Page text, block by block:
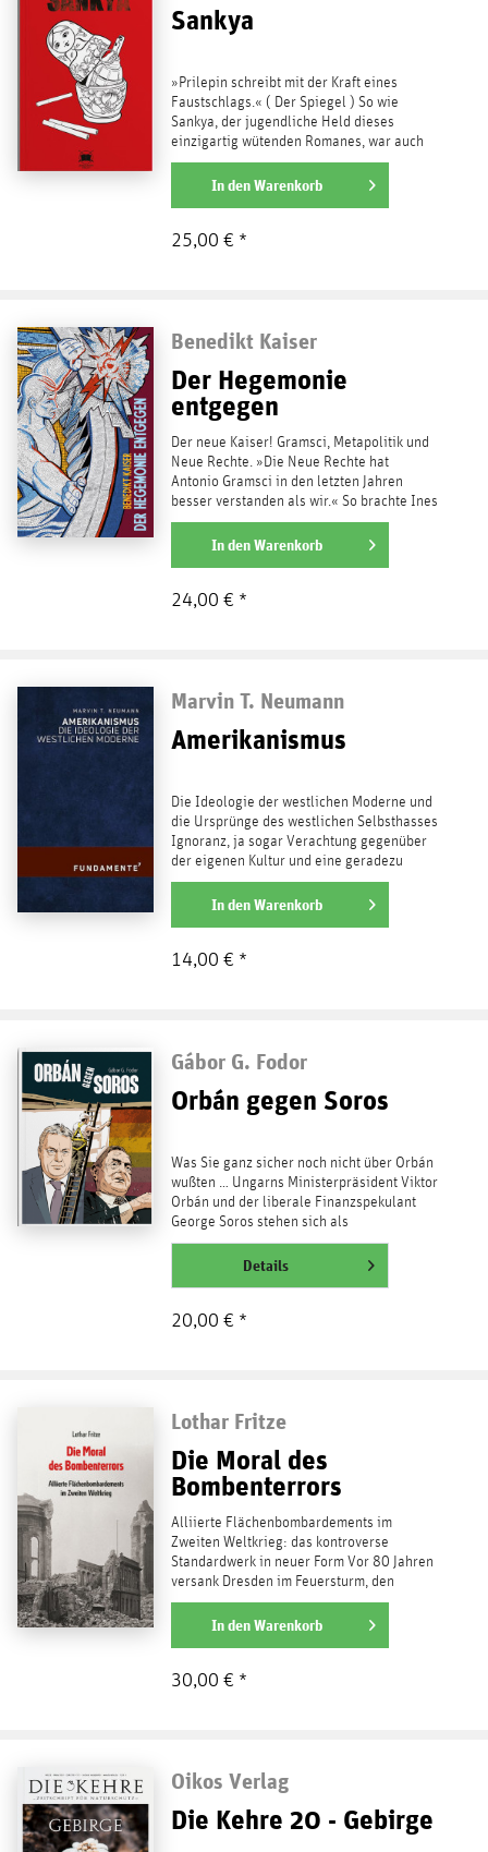
Sankya
»Prilepin schreibt mit der Kraft eines
Faustschlags.« ( Der Spiegel ) So wie
Sankya, der jugendliche Held dieses
einzigartig wütenden Romanes, war auch
sein Schöpfer, der...
weiterlesen
In denWarenkorb
25,00 € *
Benedikt Kaiser
Der Hegemonie
entgegen
Der neue Kaiser! Gramsci, Metapolitik und
Neue Rechte. »Die Neue Rechte hat
Antonio Gramsci in den letzten Jahren
besser verstanden als wir.« So brachte Ines
Schwerdtner,...
weiterlesen
In denWarenkorb
24,00 € *
Marvin T. Neumann
Amerikanismus
Die Ideologie der westlichen Moderne und
die Ursprünge des westlichen Selbsthasses
Ignoranz, ja sogar Verachtung gegenüber
der eigenen Kultur und eine geradezu
fanatische...
weiterlesen
In denWarenkorb
14,00 € *
Gábor G. Fodor
Orbán gegen Soros
Was Sie ganz sicher noch nicht über Orbán
wußten … Ungarns Ministerpräsident Viktor
Orbán und der liberale Finanzspekulant
George Soros stehen sich als
unversöhnliche...
weiterlesenDetails
20,00 € *
Lothar Fritze
Die Moral des
Bombenterrors
Alliierte Flächenbombardements im
Zweiten Weltkrieg: das kontroverse
Standardwerk in neuer Form Vor 80 Jahren
versank Dresden im Feuersturm, den
insgesamt vier...
weiterlesen
In denWarenkorb
30,00 € *
Oikos Verlag
Die Kehre 20 - Gebirge